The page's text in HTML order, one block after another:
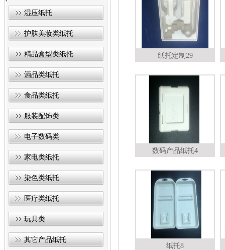
湿压纸托
护肤美妆类纸托
精品盒型类纸托
酒品类纸托
食品类纸托
服装配饰类
电子数码类
家电类纸托
染色类纸托
医疗类纸托
玩具类
其它产品纸托
纸托定制29
数码产品纸托4
纸托8